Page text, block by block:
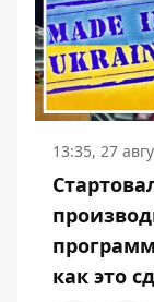
13:35, 27
как это